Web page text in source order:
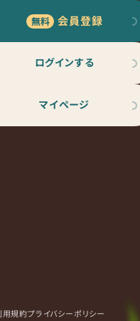
会員登録
ログインする
マイページ
用規約プライバシーポリシー